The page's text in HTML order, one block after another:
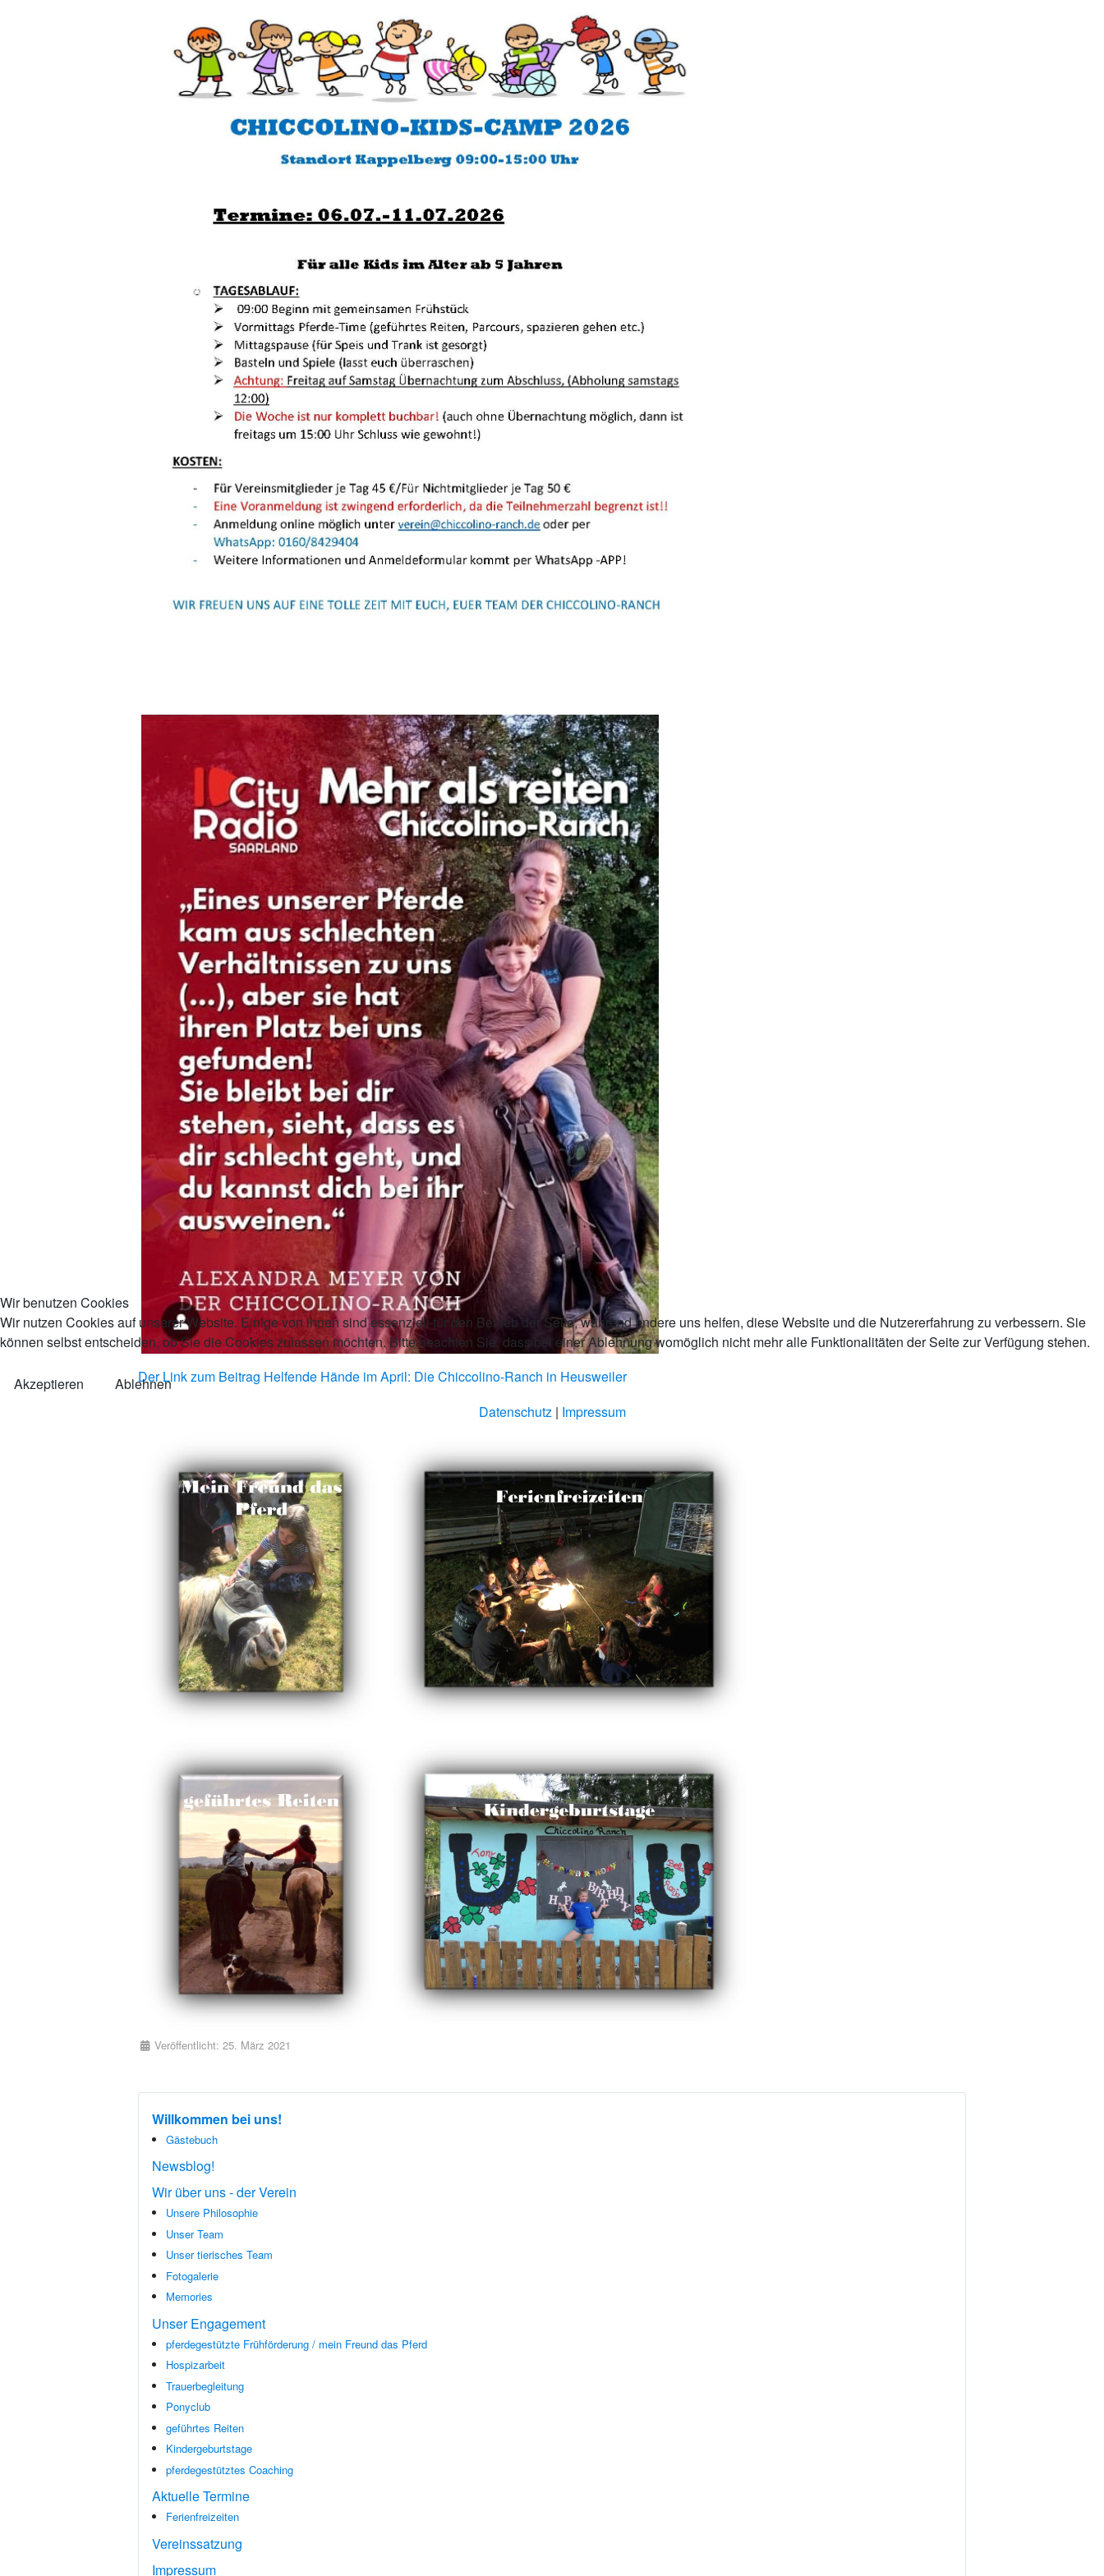
Der Link zum Beitrag Helfende Hände im April: Die Chiccolino-Ranch in Heusweiler
DetailsVeröffentlicht: 25. März 2021
Willkommen bei uns!
Gästebuch
Newsblog!
Wir über uns - der Verein
Unsere Philosophie
Unser Team
Unser tierisches Team
Fotogalerie
Memories
Unser Engagement
pferdegestützte Frühförderung / mein Freund das Pferd
Hospizarbeit
Trauerbegleitung
Ponyclub
geführtes Reiten
Kindergeburtstage
pferdegestütztes Coaching
Aktuelle Termine
Ferienfreizeiten
Vereinssatzung
Impressum
Wir benutzen Cookies
Wir nutzen Cookies auf unserer Website. Einige von ihnen sind essenziell für den Betrieb der Seite, während andere uns helfen, diese Website und die Nutzererfahrung zu verbessern. Sie
können selbst entscheiden, ob Sie die Cookies zulassen möchten. Bitte beachten Sie, dass bei einer Ablehnung womöglich nicht mehr alle Funktionalitäten der Seite zur Verfügung stehen.
Akzeptieren
Ablehnen
Datenschutz| Impressum